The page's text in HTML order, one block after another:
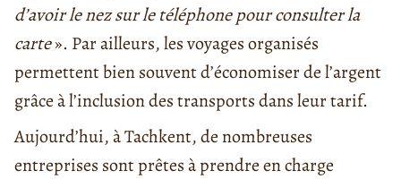
d’avoir le nez sur le téléphone pour consulter la
carte». Par ailleurs, les voyages organisés
permettent bien souvent d’économiser de l’argent
grâce à l’inclusion des transports dans leur tarif.
Aujourd’hui, à Tachkent, de nombreuses
entreprises sont prêtes à prendre en charge